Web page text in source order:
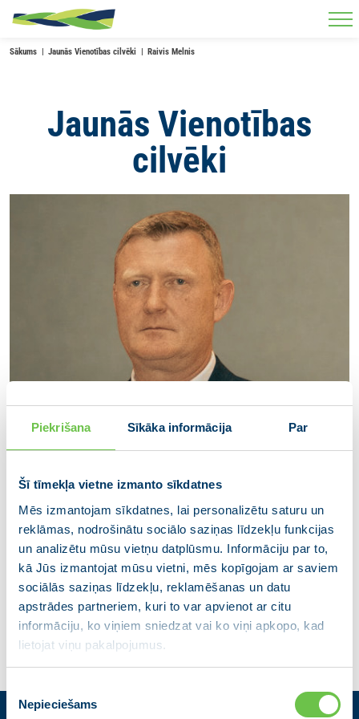
Piekrišana Sīkāka informācija Par
Šī tīmekļa vietne izmanto sīkdatnes
Mēs izmantojam sīkdatnes, lai personalizētu saturu un
reklāmas, nodrošinātu sociālo saziņas līdzekļu funkcijas
un analizētu mūsu vietņu datplūsmu. Informāciju par to,
kā Jūs izmantojat mūsu vietni, mēs kopīgojam ar saviem
sociālās saziņas līdzekļu, reklamēšanas un datu
apstrādes partneriem, kuri to var apvienot ar citu
informāciju, ko viņiem sniedzat vai ko viņi apkopo, kad
lietojat viņu pakalpojumus.
Piekrišanas
izvēle
Nepieciešams
Skip to main content
Sākums Jaunās Vienotības cilvēki Raivis Melnis
Jaunās Vienotības
cilvēki
Raivis Melnis
Aizsardzības ministrs